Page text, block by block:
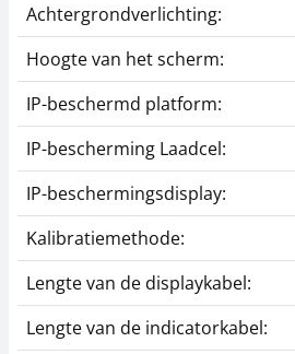
Achtergrondverlichting:
Hoogte van het scherm:
IP-beschermd platform:
IP-bescherming Laadcel:
IP-beschermingsdisplay:
Kalibratiemethode:
Lengte van de displaykabel:
Lengte van de indicatorkabel: